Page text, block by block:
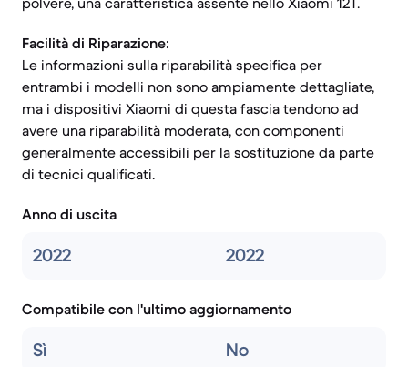
Facilità di Riparazione:
Le informazioni sulla riparabilità specifica per
entrambi i modelli non sono ampiamente dettagliate,
ma i dispositivi Xiaomi di questa fascia tendono ad
avere una riparabilità moderata, con componenti
generalmente accessibili per la sostituzione da parte
di tecnici qualificati.
Anno di uscita
2022 2022
Compatibile con l'ultimo aggiornamento
Sì No